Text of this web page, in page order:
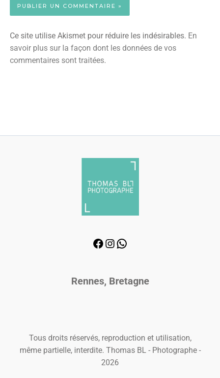
Ce site utilise Akismet pour réduire les indésirables. En
savoir plus sur la façon dont les données de vos
commentaires sont traitées.
Rennes, Bretagne
Tous droits réservés, reproduction et utilisation,
même partielle, interdite. Thomas BL - Photographe -
2026